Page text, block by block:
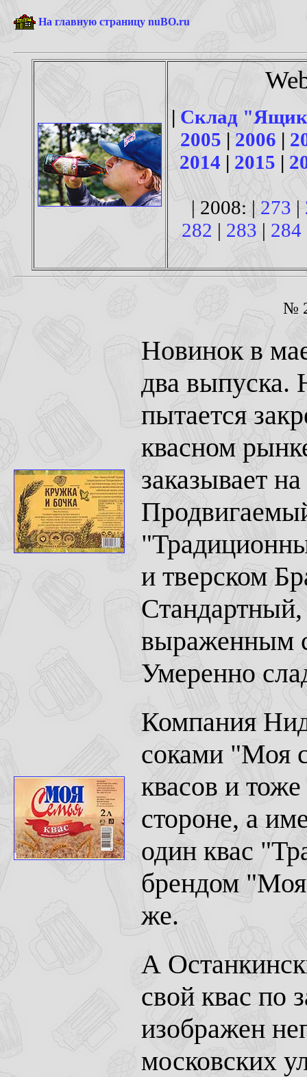
На главную страницу nuBO.ru
| Склад
2005|2006 |
2014 | 2015 |
| 2008: |273 |
282 | 283 | 284
№
Новинок в
два выпуска.
пытается
квасном
заказывает
и тверском
выраженным
Умеренно
Компания
соками "Моя
квасов и тоже
стороне, а
один квас
брендом "Моя
же.
А
свой квас по
изображен
московских